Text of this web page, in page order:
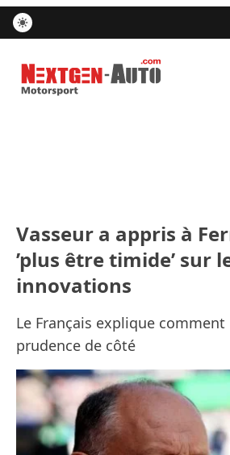
Nextgen-Auto.com
Vasseur a appris à
’plus être timide’ sur
innovations
Le Français explique
prudence de côté